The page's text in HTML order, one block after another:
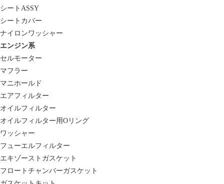
シートASSY
シートカバー
ナイロンワッシャー
エンジン系
セルモーター
マフラー
マニホールド
エアフィルター
オイルフィルター
オイルフィルター用Oリング
ワッシャー
フューエルフィルター
エキゾーストガスケット
フロートチャンバーガスケット